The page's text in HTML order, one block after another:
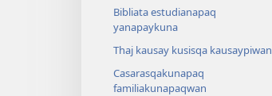
Bibliata estudianapaq
yanapaykuna
Thaj kausay kusisqa kausaypiwan
Casarasqakunapaq
familiakunapaqwan